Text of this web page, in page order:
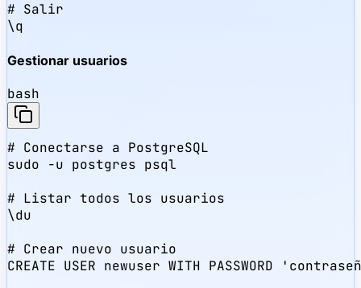
# Salir
\q
Gestionar usuarios
bash
# Conectarse a PostgreSQL
sudo -u postgres psql
# Listar todos los usuarios
\du
# Crear nuevo usuario
CREATE USER newuser WITH PASSWORD